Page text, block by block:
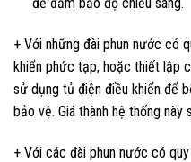
+ Với những đài phun nước có
khiển phức tạp, hoặc thiết lập
sử dụng tủ điện điều khiển để
bảo vệ. Giá thành hệ thống
+ Với các đài phun nước có